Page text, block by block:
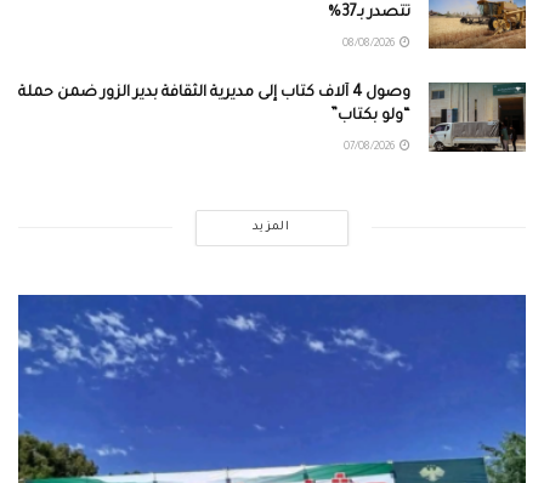
تتصدر بـ37%
وصول 4 آلاف كتاب إلى مديرية الثقافة بدير الزور ضمن حملة
“ولو بكتاب”
المزيد